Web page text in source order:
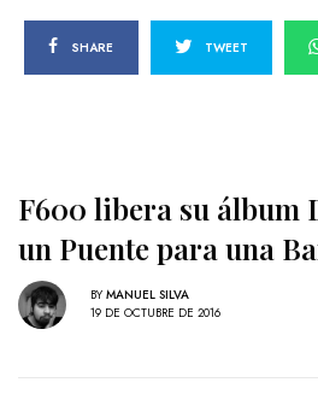
SHARE TWEET
F600 libera su álbum
un Puente para una
BY MANUEL SILVA
19 DE OCTUBRE DE 2016